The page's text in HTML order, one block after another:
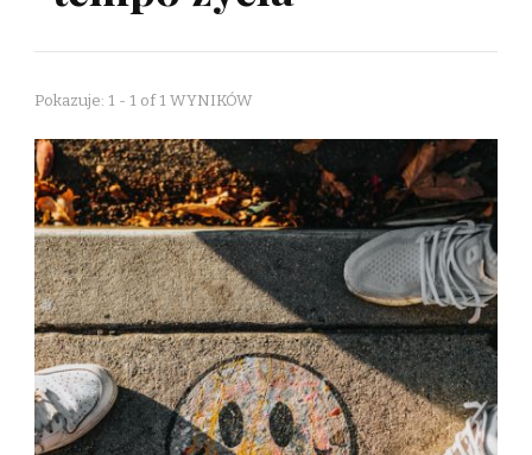
Pokazuje: 1 - 1 of 1 WYNIKÓW